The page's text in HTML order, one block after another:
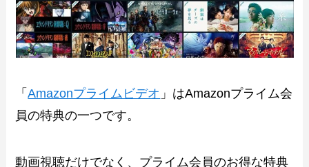
「Amazonプライムビデオ 」はAmazonプライム会
員の特典の一つです。
動画視聴だけでなく、プライム会員のお得な特典